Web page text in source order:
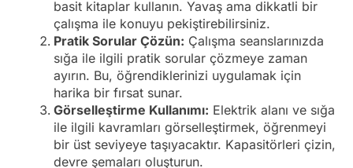
basit kitaplar kullanın. Yavaş ama dikkatli bir
çalışma ile konuyu pekiştirebilirsiniz.
Pratik Sorular Çözün: Çalışma seanslarınızda
sığa ile ilgili pratik sorular çözmeye zaman
ayırın. Bu, öğrendiklerinizi uygulamak için
harika bir fırsat sunar.
Görselleştirme Kullanımı: Elektrik alanı ve sığa
ile ilgili kavramları görselleştirmek, öğrenmeyi
bir üst seviyeye taşıyacaktır. Kapasitörleri çizin,
devre şemaları oluşturun.